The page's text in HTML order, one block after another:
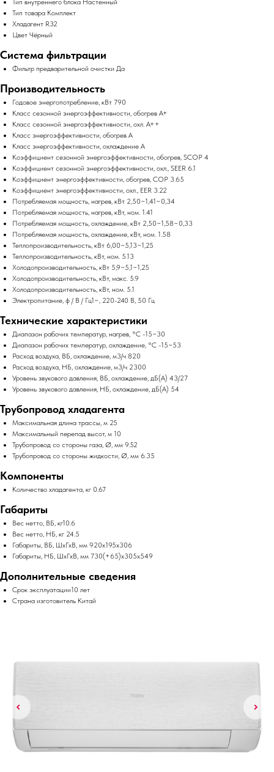
Тип внутреннего блока Настенный
Тип товара Комплект
Хладагент R32
Цвет Чёрный
Система фильтрации
Фильтр предварительной очистки Да
Производительность
Годовое энергопотребление, кВт 790
Класс сезонной энергоэффективности, обогрев A+
Класс сезонной энергоэффективности, охл. A++
Класс энергоэффективности, обогрев A
Класс энергоэффективности, охлаждение A
Коэффициент сезонной энергоэффективности, обогрев, SCOP 4
Коэффициент сезонной энергоэффективности, охл., SEER 6.1
Коэффициент энергоэффективности, обогрев, COP 3.65
Коэффициент энергоэффективности, охл., EER 3.22
Потребляемая мощность, нагрев, кВт 2,50~1,41~0,34
Потребляемая мощность, нагрев, кВт, ном. 1.41
Потребляемая мощность, охлаждение, кВт 2,50~1,58~0,33
Потребляемая мощность, охлаждение, кВт, ном. 1.58
Теплопроизводительность, кВт 6,00~5,13~1,25
Теплопроизводительность, кВт, ном. 5.13
Холодопроизводительность, кВт 5,9~5,1~1,25
Холодопроизводительность, кВт, макс. 5.9
Холодопроизводительность, кВт, ном. 5.1
Электропитание, ф / В / Гц1~, 220-240 В, 50 Гц
Технические характеристики
Диапазон рабочих температур, нагрев, °C -15~30
Диапазон рабочих температур, охлаждение, °C -15~53
Расход воздуха, ВБ, охлаждение, м3/ч 820
Расход воздуха, НБ, охлаждение, м3/ч 2300
Уровень звукового давления, ВБ, охлаждение, дБ(А) 43/27
Уровень звукового давления, НБ, охлаждение, дБ(А) 54
Трубопровод хладагента
Максимальная длина трассы, м 25
Максимальный перепад высот, м 10
Трубопровод со стороны газа, Ø, мм 9.52
Трубопровод со стороны жидкости, Ø, мм 6.35
Компоненты
Количество хладагента, кг 0.67
Габариты
Вес нетто, ВБ, кг10.6
Вес нетто, НБ, кг 24.5
Габариты, ВБ, ШхГхВ, мм 920x195x306
Габариты, НБ, ШхГхВ, мм 730(+65)x305x549
Дополнительные сведения
Срок эксплуатации10 лет
Страна изготовитель Китай